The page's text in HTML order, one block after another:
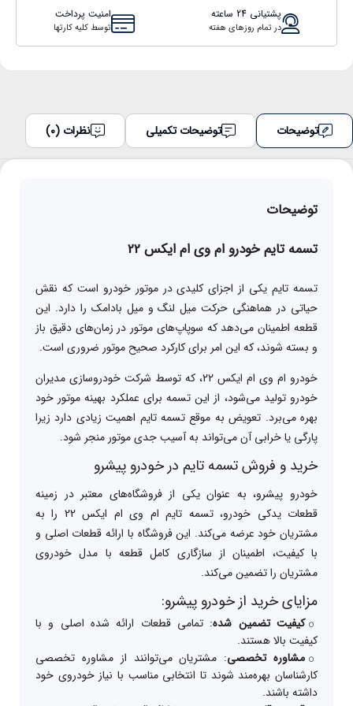
پشتیانی 24 ساعته
در تمام روزهای هفته
امنیت پرداخت
توسط کلیه کارتها
توضیحات توضیحات تکمیلی نظرات (0)
توضیحات
تسمه تایم خودرو ام وی ام ایکس 22
تسمه تایم یکی از اجزای کلیدی در موتور خودرو است که نقش
حیاتی در هماهنگی حرکت میل لنگ و میل بادامک را دارد. این
قطعه اطمینان می‌دهد که سوپاپ‌های موتور در زمان‌های دقیق باز
و بسته شوند، که این امر برای کارکرد صحیح موتور ضروری است.
خودرو ام وی ام ایکس 22، که توسط شرکت خودروسازی مدیران
خودرو تولید می‌شود، از این تسمه برای عملکرد بهینه موتور خود
بهره می‌برد. تعویض به موقع تسمه تایم اهمیت زیادی دارد زیرا
پارگی یا خرابی آن می‌تواند به آسیب جدی موتور منجر شود.
خرید و فروش تسمه تایم در خودرو پیشرو
خودرو پیشرو، به عنوان یکی از فروشگاه‌های معتبر در زمینه
قطعات یدکی خودرو، تسمه تایم ام وی ام ایکس 22 را به
مشتریان خود عرضه می‌کند. این فروشگاه با ارائه قطعات اصلی و
با کیفیت، اطمینان از سازگاری کامل قطعه با مدل خودروی
مشتریان را تضمین می‌کند.
مزایای خرید از خودرو پیشرو:
کیفیت تضمین شده: تمامی قطعات ارائه شده اصلی و با
کیفیت بالا هستند.
مشاوره تخصصی: مشتریان می‌توانند از مشاوره تخصصی
کارشناسان بهره‌مند شوند تا انتخابی مناسب با نیاز خودروی خود
داشته باشند.